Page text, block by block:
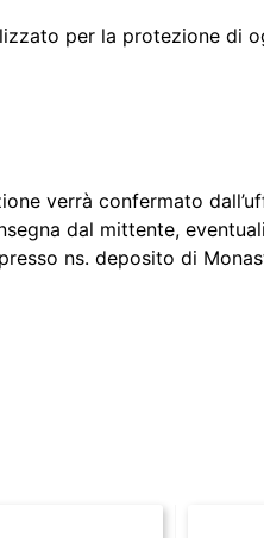
per la protezione di
verrà confermato
dal mittente,
ns. deposito di